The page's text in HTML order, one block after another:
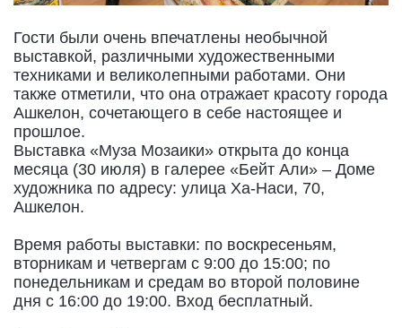
Гости были очень впечатлены необычной
выставкой, различными художественными
техниками и великолепными работами. Они
также отметили, что она отражает красоту города
Ашкелон, сочетающего в себе настоящее и
прошлое.
Выставка «Муза Мозаики» открыта до конца
месяца (30 июля) в галерее «Бейт Али» – Доме
художника по адресу: улица Ха-Наси, 70,
Ашкелон.
Время работы выставки: по воскресеньям,
вторникам и четвергам с 9:00 до 15:00; по
понедельникам и средам во второй половине
дня с 16:00 до 19:00. Вход бесплатный.